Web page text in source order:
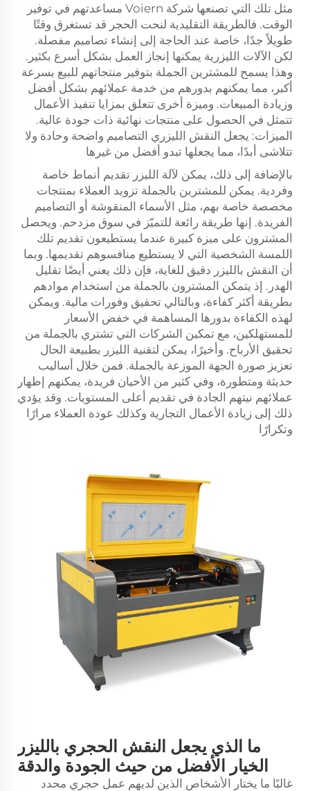
مثل تلك التي تصنعها شركة Voiern مساعدتهم في توفير
الوقت. فالطريقة التقليدية لنحت الحجر قد تستغرق وقتًا
طويلاً جدًا، خاصة عند الحاجة إلى إنشاء تصاميم مفصلة.
لكن الآلات الليزرية يمكنها إنجاز العمل بشكل أسرع بكثير.
وهذا يسمح للمشترين الجملة بتوفير منتجاتهم للبيع بسرعة
أكبر، مما يمكنهم بدورهم من خدمة عملائهم بشكل أفضل
وزيادة المبيعات. وميزة أخرى تتعلق بمزايا تنفيذ الأعمال
تتمثل في الحصول على منتجات نهائية ذات جودة عالية.
الميزات: يجعل النقش الليزري التصاميم واضحة وحادة ولا
تتلاشى أبدًا، مما يجعلها تبدو أفضل من غيرها
بالإضافة إلى ذلك، يمكن لآلة الليزر تقديم أنماط خاصة
وفردية. يمكن للمشترين بالجملة تزويد العملاء بمنتجات
مخصصة خاصة بهم، مثل الأسماء المنقوشة أو التصاميم
الفريدة. إنها طريقة رائعة للتميّز في سوق مزدحم. ويحصل
المشترون على ميزة كبيرة عندما يستطيعون تقديم تلك
اللمسة الشخصية التي لا يستطيع منافسوهم تقديمها. وبما
أن النقش بالليزر دقيق للغاية، فإن ذلك يعني أيضًا تقليل
الهدر. إذ يتمكن المشترون بالجملة من استخدام موادهم
بطريقة أكثر كفاءة، وبالتالي تحقيق وفورات مالية. ويمكن
لهذه الكفاءة بدورها المساهمة في خفض الأسعار
للمستهلكين، مع تمكين الشركات التي تشتري بالجملة من
تحقيق الأرباح. وأخيرًا، يمكن لتقنية الليزر بطبيعة الحال
تعزيز صورة الجهة الموزعة بالجملة. فمن خلال أساليب
حديثة ومتطورة، وفي كثير من الأحيان فريدة، يمكنهم إظهار
عملائهم نيتهم الجادة في تقديم أعلى المستويات. وقد يؤدي
ذلك إلى زيادة الأعمال التجارية وكذلك عودة العملاء مرارًا
وتكرارًا
ما الذي يجعل النقش الحجري بالليزر
الخيار الأفضل من حيث الجودة والدقة
غالبًا ما يختار الأشخاص الذين لديهم عمل حجري محدد